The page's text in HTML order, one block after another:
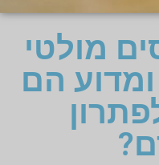
מולטי
ומדוע הם